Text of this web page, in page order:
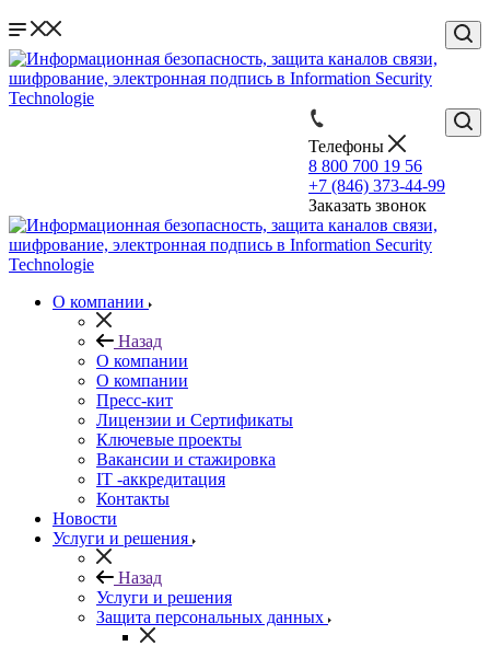
Телефоны
8 800 700 19 56
+7 (846) 373-44-99
Заказать звонок
О компании
Назад
О компании
О компании
Пресс-кит
Лицензии и Сертификаты
Ключевые проекты
Вакансии и стажировка
IT -аккредитация
Контакты
Новости
Услуги и решения
Назад
Услуги и решения
Защита персональных данных